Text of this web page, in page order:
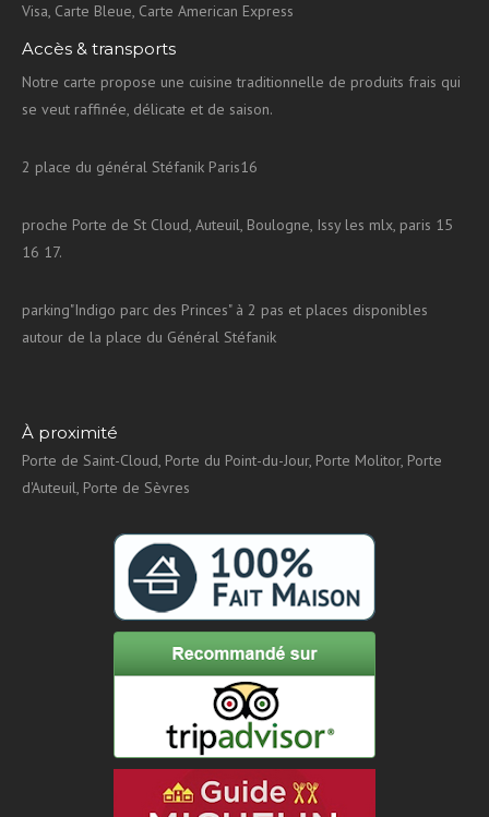
Visa, Carte Bleue, Carte American Express
Accès & transports
Notre carte propose une cuisine traditionnelle de produits frais qui
se veut raffinée, délicate et de saison.
2 place du général Stéfanik Paris16
proche Porte de St Cloud, Auteuil, Boulogne, Issy les mlx, paris 15
16 17.
parking"Indigo parc des Princes" à 2 pas et places disponibles
autour de la place du Général Stéfanik
À proximité
Porte de Saint-Cloud, Porte du Point-du-Jour, Porte Molitor, Porte
d'Auteuil, Porte de Sèvres